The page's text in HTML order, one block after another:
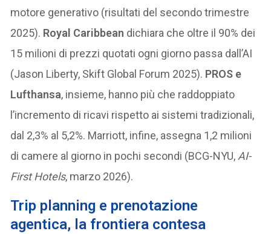
motore generativo (risultati del secondo trimestre
2025). Royal Caribbean dichiara che oltre il 90% dei
15 milioni di prezzi quotati ogni giorno passa dall’AI
(Jason Liberty, Skift Global Forum 2025). PROS e
Lufthansa, insieme, hanno più che raddoppiato
l’incremento di ricavi rispetto ai sistemi tradizionali,
dal 2,3% al 5,2%. Marriott, infine, assegna 1,2 milioni
di camere al giorno in pochi secondi (BCG-NYU,AI-
First Hotels, marzo 2026).
Trip planning e prenotazione
agentica, la frontiera contesa